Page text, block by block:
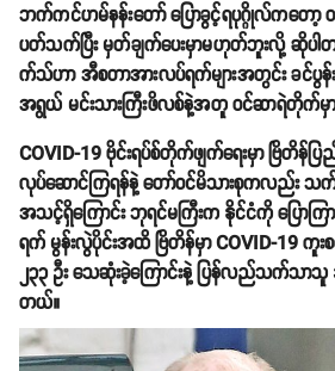
ဘက်ကင်ဟမ်နန်းတော် ပြောခွင့်ရပုဂ္ဂိုလ်ကတော့ ဝ
ပတ်သက်ပြီး မှတ်ချက်ပေးမှာမဟုတ်ဘူးလို့ ဆိုပ
က်သ်ဟာ အီစတာအားလပ်ရက်များအတွင်း ခင်ပွ
အရွယ် မင်းသားကြီးဖိလစ်နဲ့အတူ ဝင်ဆာရဲတိုက်မှာ
COVID-19 ဗိုင်းရပ်စ်တိုက်ဖျက်ရေးမှာ ဗြိတိန်
လုပ်ဆောင်ကြရန်နဲ့ တော်ဝင်မိသားစုကလည်း သက်
အသင့်ရှိကြောင်း ဘုရင်မကြီးက နိုင်ငံကို ပြောက
ရက် မွန်းလွဲပိုင်းအထိ ဗြိတိန်မှာ COVID-19 ကူးစ
၂၃၃ ဦး သေဆုံးခဲ့ကြောင်းနဲ့ ပြန်လည်သက်သာသူ ၁
တယ်။